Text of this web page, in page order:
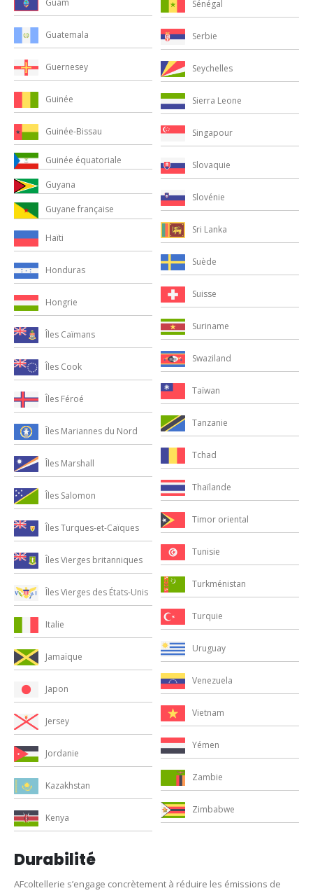
Guatemala
Guernesey
Guinée
Guinée-Bissau
Guinée équatoriale
Guyana
Guyane française
Haïti
Honduras
Hongrie
Îles Caïmans
Îles Cook
Îles Féroé
Îles Mariannes du Nord
Îles Marshall
Îles Salomon
Îles Turques-et-Caïques
Îles Vierges britanniques
Îles Vierges des États-Unis
Italie
Jamaïque
Japon
Jersey
Jordanie
Kazakhstan
Kenya
Sénégal
Serbie
Seychelles
Sierra Leone
Singapour
Slovaquie
Slovénie
Sri Lanka
Suède
Suisse
Suriname
Swaziland
Taïwan
Tanzanie
Tchad
Thaïlande
Timor oriental
Tunisie
Turkménistan
Turquie
Uruguay
Venezuela
Vietnam
Yémen
Zambie
Zimbabwe
Durabilité
AFcoltellerie s’engage concrètement à réduire les émissions de